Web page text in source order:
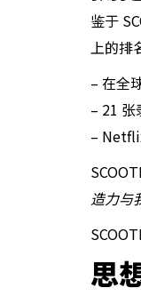
鉴于
上的排
– 在全
– 21
–
造力与
思